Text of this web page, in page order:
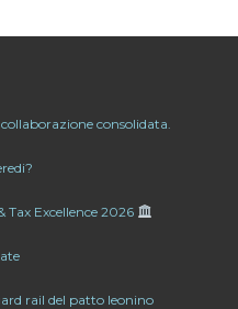
consolidata.
Excellence 2026
rail del patto leonino